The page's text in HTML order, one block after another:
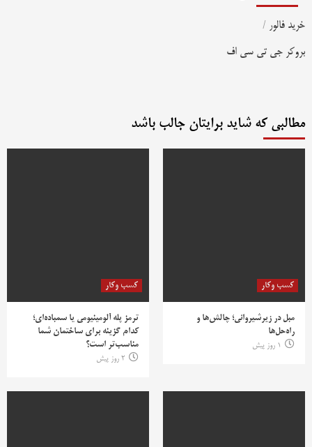
خرید فالور /
بروکر جی تی سی اف
مطالبی که شاید برایتان جالب باشد
کسب وکار
مبل در زیرشیروانی؛ چالش‌ها و
راه‌حل‌ها
1 روز پیش
کسب وکار
ترمز پله آلومینیومی یا سمباده‌ای؛
کدام گزینه برای ساختمان شما
مناسب‌تر است؟
2 روز پیش